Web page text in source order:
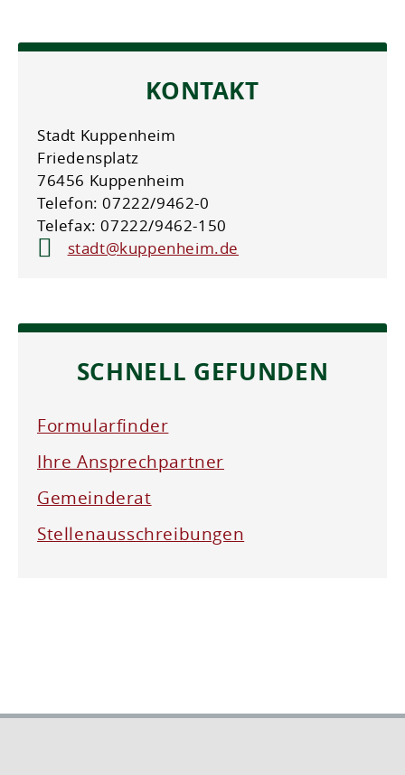
KONTAKT
Stadt Kuppenheim
Friedensplatz
76456 Kuppenheim
Telefon: 07222/9462-0
Telefax: 07222/9462-150
stadt@kuppenheim.de
SCHNELL GEFUNDEN
Formularfinder
Ihre Ansprechpartner
Gemeinderat
Stellenausschreibungen